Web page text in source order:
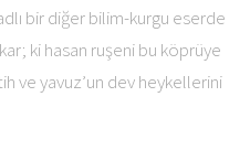
bir diğer bilim-kurgu eserde
ki hasan ruşeni bu köprüye
ve yavuz’un dev heykellerini